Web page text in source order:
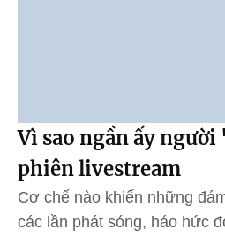
Vì sao ngần ấy
phiên livestream
Cơ chế nào khiến những
các lần phát sóng, háo hức